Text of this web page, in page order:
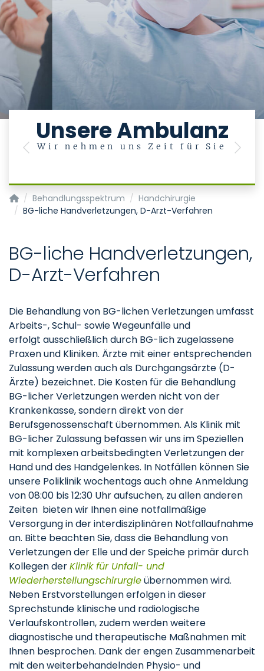
Unsere Ambulanz
Wir nehmen uns Zeit für Sie
Previous Next
Klinik für Plastische Chirurgie, Hand- und
Behandlungsspektrum
Handchirurgie
BG-liche Handverletzungen, D-Arzt-Verfahren
BG-liche Handverletzungen,
D-Arzt-Verfahren
Die Behandlung von BG-lichen Verletzungen umfasst
Arbeits-, Schul- sowie Wegeunfälle und
erfolgt ausschließlich durch BG-lich zugelassene
Praxen und Kliniken. Ärzte mit einer entsprechenden
Zulassung werden auch als Durchgangsärzte (D-
Ärzte) bezeichnet. Die Kosten für die Behandlung
BG-licher Verletzungen werden nicht von der
Krankenkasse, sondern direkt von der
Berufsgenossenschaft übernommen. Als Klinik mit
BG-licher Zulassung befassen wir uns im Speziellen
mit komplexen arbeitsbedingten Verletzungen der
Hand und des Handgelenkes. In Notfällen können Sie
unsere Poliklinik wochentags auch ohne Anmeldung
von 08:00 bis 12:30 Uhr aufsuchen, zu allen anderen
Zeiten bieten wir Ihnen eine notfallmäßige
Versorgung in der interdisziplinären Notfallaufnahme
an. Bitte beachten Sie, dass die Behandlung von
Verletzungen der Elle und der Speiche primär durch
Kollegen derKlinik für Unfall- und
Wiederherstellungschirurgieübernommen wird.
Neben Erstvorstellungen erfolgen in dieser
Sprechstunde klinische und radiologische
Verlaufskontrollen, zudem werden weitere
diagnostische und therapeutische Maßnahmen mit
Ihnen besprochen. Dank der engen Zusammenarbeit
mit den weiterbehandelnden Physio- und